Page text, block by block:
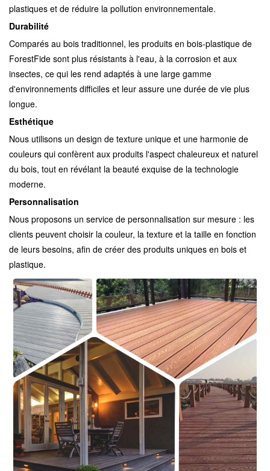
plastiques et de réduire la pollution environnementale.
Durabilité
Comparés au bois traditionnel, les produits en bois-plastique de
ForestFide sont plus résistants à l'eau, à la corrosion et aux
insectes, ce qui les rend adaptés à une large gamme
d'environnements difficiles et leur assure une durée de vie plus
longue.
Esthétique
Nous utilisons un design de texture unique et une harmonie de
couleurs qui confèrent aux produits l'aspect chaleureux et naturel
du bois, tout en révélant la beauté exquise de la technologie
moderne.
Personnalisation
Nous proposons un service de personnalisation sur mesure : les
clients peuvent choisir la couleur, la texture et la taille en fonction
de leurs besoins, afin de créer des produits uniques en bois et
plastique.